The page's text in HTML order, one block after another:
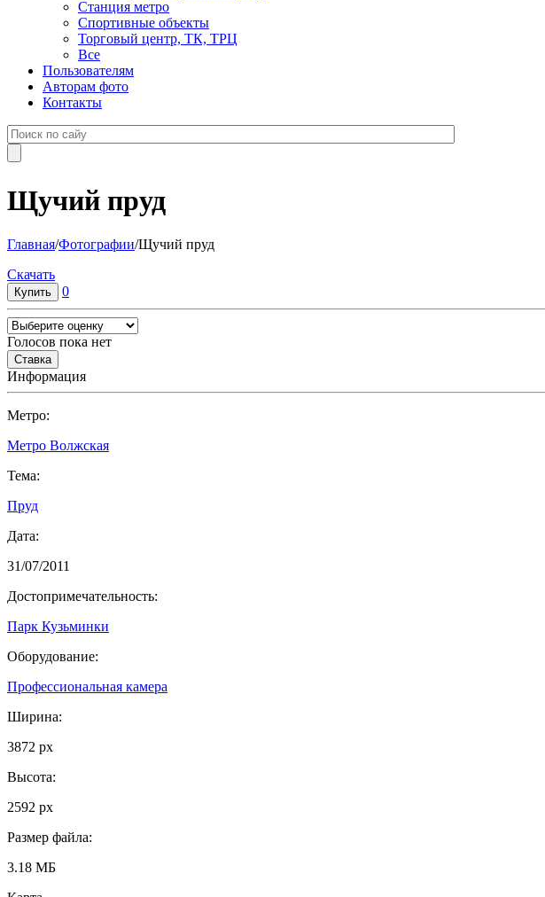
Станция метро
Спортивные объекты
Торговый центр, ТК, ТРЦ
Все
Пользователям
Авторам фото
Контакты
Щучий пруд
Главная/Фотографии/Щучий пруд
Cкачать
0
Голосов пока нет
Информация
Метро:
Метро Волжская
Тема:
Пруд
Дата:
31/07/2011
Достопримечательность:
Парк Кузьминки
Оборудование:
Профессиональная камера
Ширина:
3872 px
Высота:
2592 px
Размер файла:
3.18 МБ